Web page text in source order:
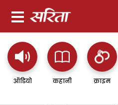
ऑडियो कहानी क्राइम